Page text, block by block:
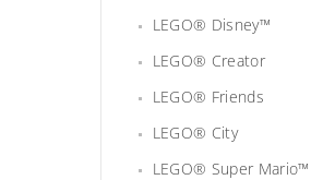
LEGO® Disney™
LEGO® Creator
LEGO® Friends
LEGO® City
LEGO® Super Mario™